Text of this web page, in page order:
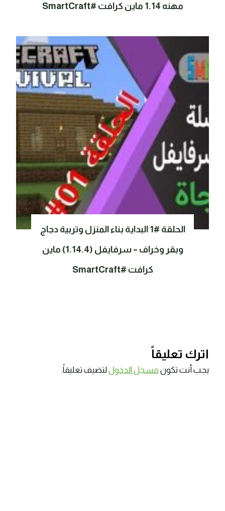
مهنه 1.14 ماين كرافت #SmartCraft
الحلقة #1 البداية بناء المنزل وتربية دجاج
وبقر وخراف – سرفايفل (1.14.4) ماين
كرافت #SmartCraft
اترك تعليقاً
يجب أنت تكون مسجل الدخوللتضيف تعليقاً.